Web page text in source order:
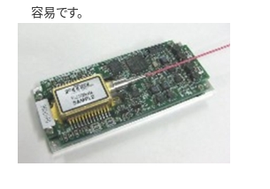
容易です。